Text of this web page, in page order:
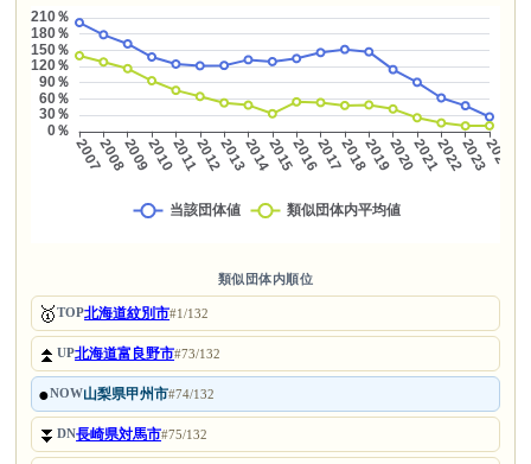
類似団体内順位
🥇TOP北海道紋別市#1/132
⏫UP北海道富良野市#73/132
●NOW山梨県甲州市#74/132
⏬DN長崎県対馬市#75/132